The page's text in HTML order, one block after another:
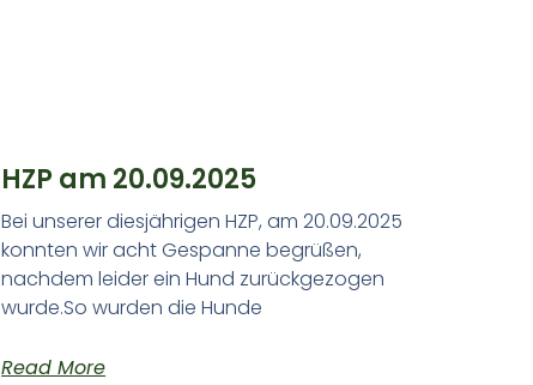
HZP am 20.09.2025
Bei unserer diesjährigen HZP, am 20.09.2025
konnten wir acht Gespanne begrüßen,
nachdem leider ein Hund zurückgezogen
wurde.So wurden die Hunde
Read More